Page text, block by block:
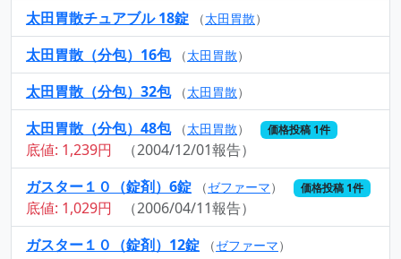
太田胃散チュアブル 18錠
（太田胃散）
太田胃散（分包）16包 （太田胃散）
太田胃散（分包）32包 （太田胃散）
太田胃散（分包）48包 （太田胃散） 価格投稿 1件
底値: 1,239円
（2004/12/01報告）
ガスター１０（錠剤）6錠
（ゼファーマ） 価格投稿 1件
底値: 1,029円
（2006/04/11報告）
ガスター１０（錠剤）12錠
（ゼファーマ）